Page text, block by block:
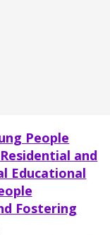
People
and
Educational
Fostering